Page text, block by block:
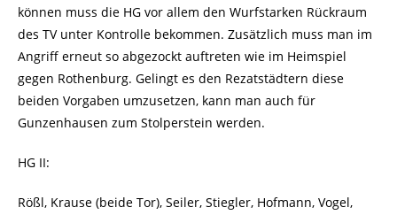
können muss die HG vor allem den Wurfstarken Rückraum
des TV unter Kontrolle bekommen. Zusätzlich muss man im
Angriff erneut so abgezockt auftreten wie im Heimspiel
gegen Rothenburg. Gelingt es den Rezatstädtern diese
beiden Vorgaben umzusetzen, kann man auch für
Gunzenhausen zum Stolperstein werden.
HG II:
Rößl, Krause (beide Tor), Seiler, Stiegler, Hofmann, Vogel,